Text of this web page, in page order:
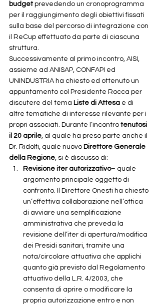
budget prevedendo un cronoprogramma
per il raggiungimento degli obiettivi fissati
sulla base del percorso di integrazione con
il ReCup effettuato da parte di ciascuna
struttura.
Successivamente al primo incontro, AISI,
assieme ad ANISAP, CONFAPI ed
UNINDUSTRIA ha chiesto ed ottenuto un
appuntamento col Presidente Rocca per
discutere del tema Liste di Attesa e di
altre tematiche di interesse rilevante per i
propri associati. Durante l’incontro tenutosi
il 20 aprile, al quale ha preso parte anche il
Dr. Ridolfi, quale nuovo Direttore Generale
della Regione, si è discusso di:
Revisione iter autorizzativo– quale
argomento principale oggetto di
confronto. Il Direttore Onesti ha chiesto
un’effettiva collaborazione nell’ottica
di avviare una semplificazione
amministrativa che preveda la
revisione dell’iter di apertura/modifica
dei Presidi sanitari, tramite una
nota/circolare attuativa che applichi
quanto già previsto dal Regolamento
attuativo della L.R. 4/2003, che
consenta di aprire o modificare la
propria autorizzazione entro e non